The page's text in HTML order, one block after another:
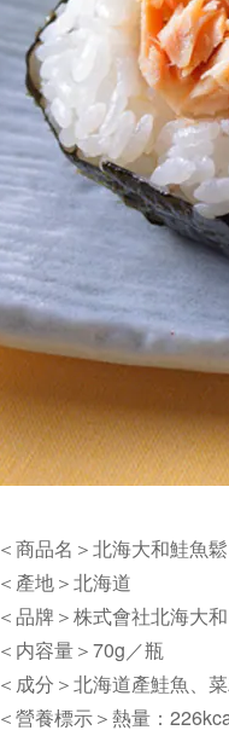
＜商品名＞北海大和鮭魚鬆
＜產地＞北海道
＜品牌＞株式會社北海大和
＜内容量＞70g／瓶
＜成分＞北海道產鮭魚、
＜營養標示＞熱量：